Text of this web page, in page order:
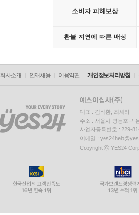
소비자 피해보상
환불 지연에 따른 배상
회사소개 인재채용 이용약관 개인정보처리방침
대표 : 김석환, 최세라
주소 : 서울시 영등포구
사업자등록번호 : 229-
이메일 :
Copyright ⓒ YES24